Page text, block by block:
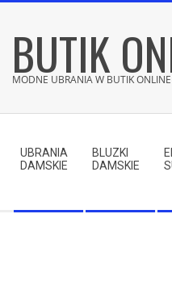
contentBUTIK
MODNE UBRANIA W BUTIK
Menu
UBRANIA
DAMSKIE
BLUZKI
DAMSKIE